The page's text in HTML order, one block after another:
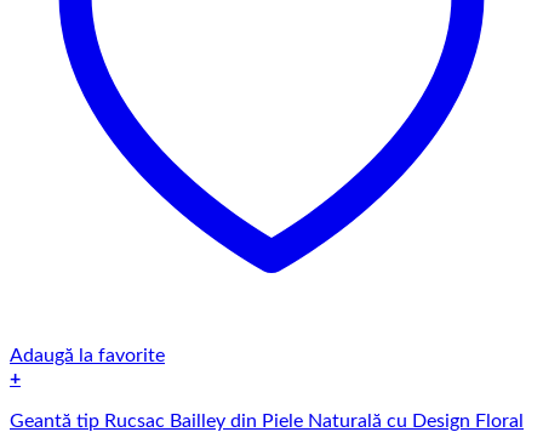
Adaugă la favorite
+
Geantă tip Rucsac Bailley din Piele Naturală cu Design Floral